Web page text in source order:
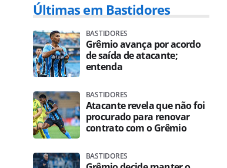
Últimas em Bastidores
BASTIDORES
Grêmio avança por acordo
de saída de atacante;
entenda
BASTIDORES
Atacante revela que não foi
procurado para renovar
contrato com o Grêmio
BASTIDORES